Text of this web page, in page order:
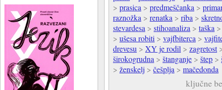
> prasica > predmeščanka >
raznožka > renatka > riba >
stevardesa > stihoanaliza > taška
> ušesa robiti > vajfbiterca >
drevesu > XY je rodil > zagretost
širokogrudna > štanganje > štep >
> ženskelj > češplja > mačedonda
ključne